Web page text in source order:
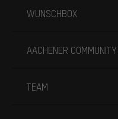
WUNSCHBOX
AACHENER COMMUNITY
TEAM